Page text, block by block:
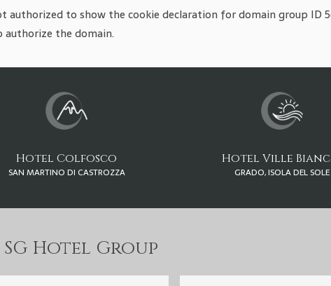
authorized to show the cookie declaration for domain group ID
the domain.
Hotel Colfosco
SAN MARTINO DI CASTROZZA
Hotel Ville
GRADO, ISOLA DEL SOLE
Hotel Group